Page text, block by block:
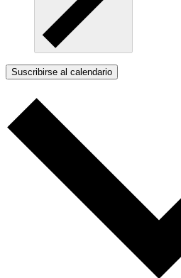
Suscribirse al calendario